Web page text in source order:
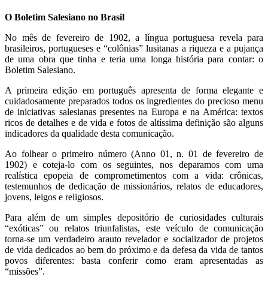
O Boletim Salesiano no Brasil
No mês de fevereiro de 1902, a língua portuguesa revela para
brasileiros, portugueses e “colônias” lusitanas a riqueza e a pujança
de uma obra que tinha e teria uma longa história para contar: o
Boletim Salesiano.
A primeira edição em português apresenta de forma elegante e
cuidadosamente preparados todos os ingredientes do precioso menu
de iniciativas salesianas presentes na Europa e na América: textos
ricos de detalhes e de vida e fotos de altíssima definição são alguns
indicadores da qualidade desta comunicação.
Ao folhear o primeiro número (Anno 01, n. 01 de fevereiro de
1902) e coteja-lo com os seguintes, nos deparamos com uma
realística epopeia de comprometimentos com a vida: crônicas,
testemunhos de dedicação de missionários, relatos de educadores,
jovens, leigos e religiosos.
Para além de um simples depositório de curiosidades culturais
“exóticas” ou relatos triunfalistas, este veículo de comunicação
torna-se um verdadeiro arauto revelador e socializador de projetos
de vida dedicados ao bem do próximo e da defesa da vida de tantos
povos diferentes: basta conferir como eram apresentadas as
“missões”.